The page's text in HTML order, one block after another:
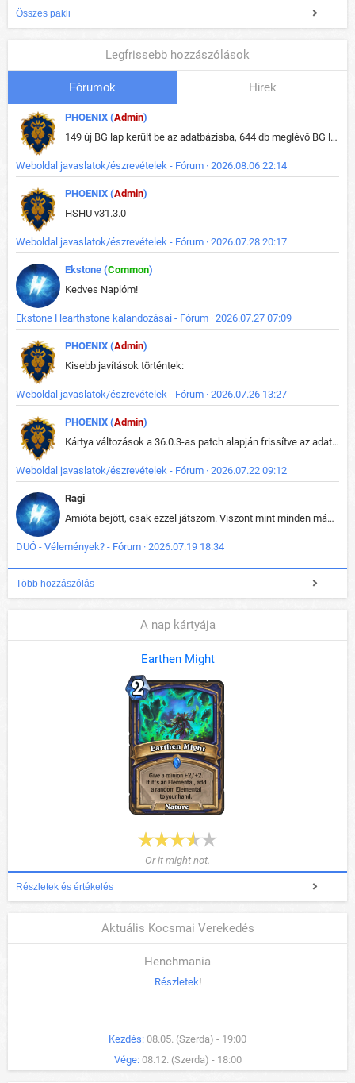
Összes pakli
Legfrissebb hozzászólások
Fórumok Hirek
PHOENIX (Admin)
149 új BG lap került be az adatbázisba, 644 db meglévő BG lap módosult, bekerültek az új képek a megváltozott lapokhoz is.
Weboldal javaslatok/észrevételek - Fórum · 2026.08.06 22:14
PHOENIX (Admin)
HSHU v31.3.0
Weboldal javaslatok/észrevételek - Fórum · 2026.07.28 20:17
Ekstone (Common)
Kedves Naplóm!
Ekstone Hearthstone kalandozásai - Fórum · 2026.07.27 07:09
PHOENIX (Admin)
Kisebb javítások történtek:
Weboldal javaslatok/észrevételek - Fórum · 2026.07.26 13:27
PHOENIX (Admin)
Kártya változások a 36.0.3-as patch alapján frissítve az adatbázisban (képek is cserélve).
Weboldal javaslatok/észrevételek - Fórum · 2026.07.22 09:12
Ragi
Amióta bejött, csak ezzel játszom. Viszont mint minden más - akár az alapjáték is, ez is baromira összetett lett. Néha már pár kör után is esélytelen az egész. Vagy irreállisan túltápol valaki, vagy lelép a partner, vagy csak hülye mint a segg. És amikor eljönne az én időm, na akkor jön el mindenki másé is. Engem jobban érdekelne, hogy ki milyen ratingen szokott játszani. Na ez lenne egy érdekes adat.
DUÓ - Vélemények? - Fórum · 2026.07.19 18:34
Több hozzászólás
A nap kártyája
Earthen Might
Or it might not.
Részletek és értékelés
Aktuális Kocsmai Verekedés
Henchmania
Részletek!
Kezdés: 08.05. (Szerda) - 19:00
Vége: 08.12. (Szerda) - 18:00